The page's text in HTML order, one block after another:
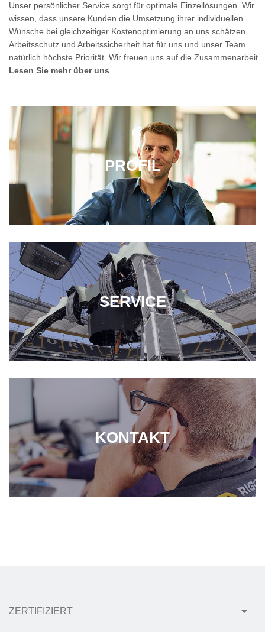
Unser persönlicher Service sorgt für optimale Einzellösungen. Wir
wissen, dass unsere Kunden die Umsetzung ihrer individuellen
Wünsche bei gleichzeitiger Kostenoptimierung an uns schätzen.
Arbeitsschutz und Arbeitssicherheit hat für uns und unser Team
natürlich höchste Priorität. Wir freuen uns auf die Zusammenarbeit.
Lesen Sie mehr über uns
PROFIL
SERVICE
KONTAKT
ZERTIFIZIERT